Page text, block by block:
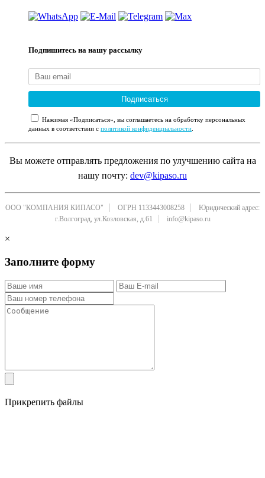
Подпишитесь на нашу рассылку
Подписаться
Нажимая «Подписаться», вы соглашаетесь на обработку персональных
данных в соответствии с политикой конфиденциальности
Вы можете отправлять предложения по улучшению сайта на
нашу почту: dev@kipaso.ru
ООО "КОМПАНИЯ КИПАСО" ОГРН 1133443008258
Юридический адрес:
г.Волгоград, ул.Козловская, д.61
info@kipaso.ru
×
Заполните форму
Прикрепить файлы